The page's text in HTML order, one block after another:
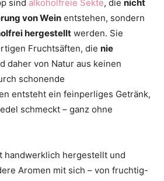
sind alkoholfreie Sekte, die nicht
von Wein entstehen, sondern
hergestellt werden. Sie
Fruchtsäften, die nie
daher von Natur aus keinen
schonende
entsteht ein feinperliges Getränk,
schmeckt – ganz ohne
handwerklich hergestellt und
Aromen mit sich – von fruchtig-